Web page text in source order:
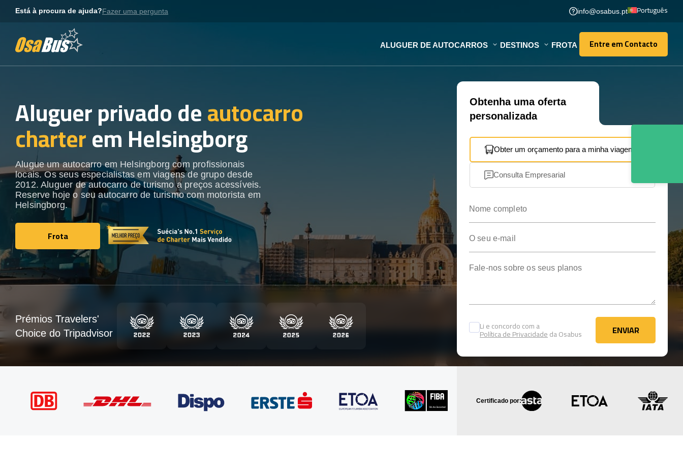
Está à procura de ajuda?Fazer uma pergunta info@osabus.pt Português
ALUGUER DE AUTOCARROS DESTINOS FROTA Entre em Contacto
Entre em Contacto
Aluguer privado deautocarro
charterem Helsingborg
Alugue um autocarro em Helsingborg com profissionais
locais. Os seus especialistas em viagens de grupo desde
2012. Aluguer de autocarro de turismo a preços acessíveis.
Reserve hoje o seu autocarro de turismo com motorista em
Helsingborg.
Frota
Frota
Obtenha uma oferta
personalizada
Obter um orçamento para a minha viagem
Consulta Empresarial
Li e concordo com a
Política de Privacidadeda Osabus ENVIAR
ENVIAR
Prémios Travelers'
Choice do Tripadvisor
Certificado por: